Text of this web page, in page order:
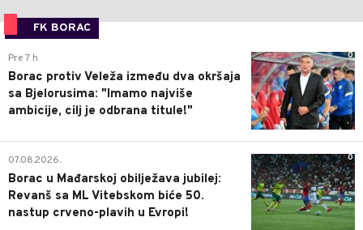
FK BORAC
0
Pre 7 h
Borac protiv Veleža između dva okršaja
sa Bjelorusima: "Imamo najviše
ambicije, cilj je odbrana titule!"
0
07.08.2026.
Borac u Mađarskoj obilježava jubilej:
Revanš sa ML Vitebskom biće 50.
nastup crveno-plavih u Evropi!